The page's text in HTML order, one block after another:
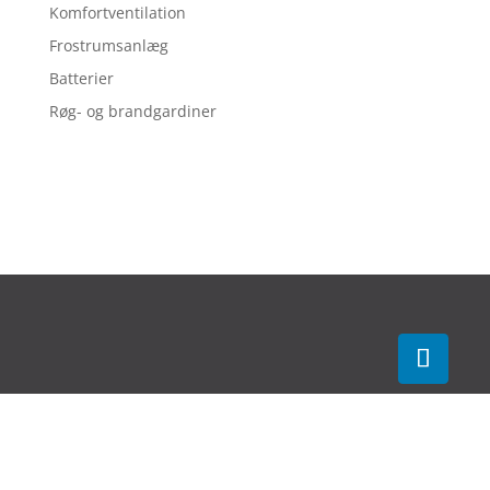
Komfortventilation
Frostrumsanlæg
Batterier
Røg- og brandgardiner